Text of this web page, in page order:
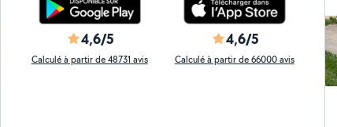
4,6/5
Calculé à partir de 48731 avis
4,6/5
Calculé à partir de 66000 avis